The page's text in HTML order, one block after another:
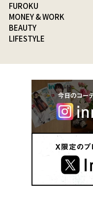
FUROKU
MONEY & WORK
BEAUTY
LIFESTYLE